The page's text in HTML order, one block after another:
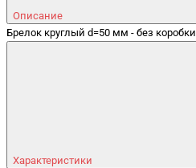
Описание
Брелок круглый d=50 мм - без коробки
Характеристики